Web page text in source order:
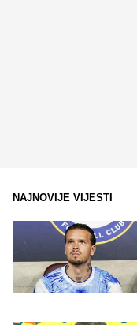
NAJNOVIJE VIJESTI